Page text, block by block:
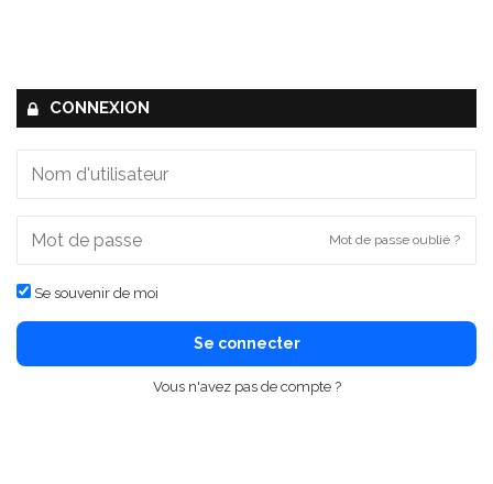
CONNEXION
Mot de passe oublié ?
Se souvenir de moi
Se connecter
Vous n'avez pas de compte ?